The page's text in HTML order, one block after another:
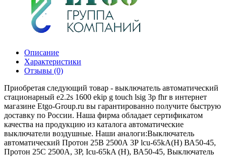
Описание
Характеристики
Отзывы (0)
Приобретая следующий товар - выключатель автоматический
стационарный e2.2s 1600 ekip g touch lsig 3p fhr в интернет
магазине Etgo-Group.ru вы гарантированно получите быструю
доставку по России. Наша фирма обладает сертификатом
качества на продукцию из каталога автоматические
выключатели воздушные. Наши аналоги:Выключатель
автоматический Протон 25В 2500А 3Р lcu-65kA(H) ВА50-45,
Протон 25С 2500A, 3P, Icu-65kA (Н), ВА50-45, Выключатель